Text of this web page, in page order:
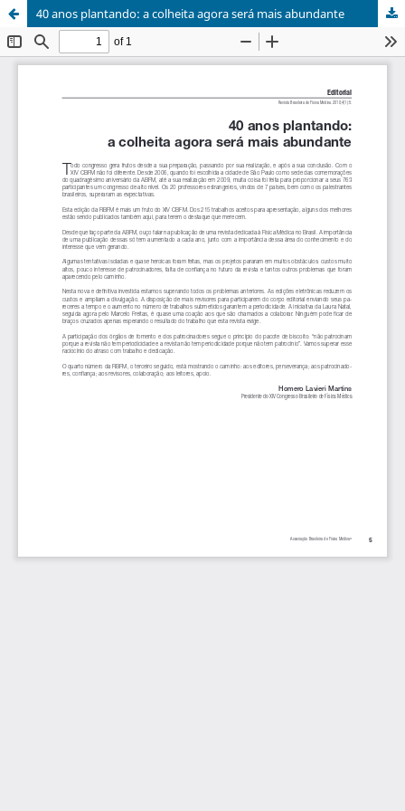
40 anos plantando: a colheita agora será mais abundante